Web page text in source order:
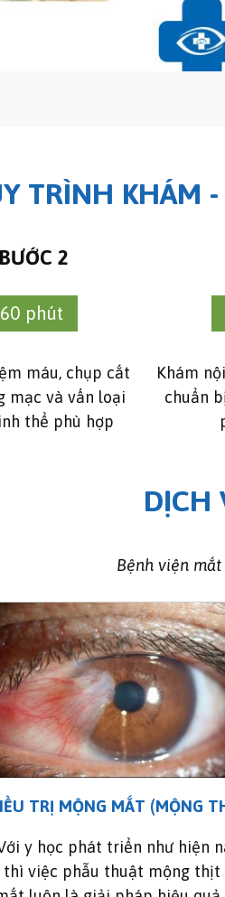
TRÌNH KHÁM
BƯỚC 2
60 phút
máu, chụp cắt
mạc và vấn loại
thể phù hợp
Khám
chuẩn
DỊCH
Bệnh viện
TRỊ MỘNG MẮT (MỘNG
y học phát triển như hiện
thì việc phẫu thuật mộng thịt